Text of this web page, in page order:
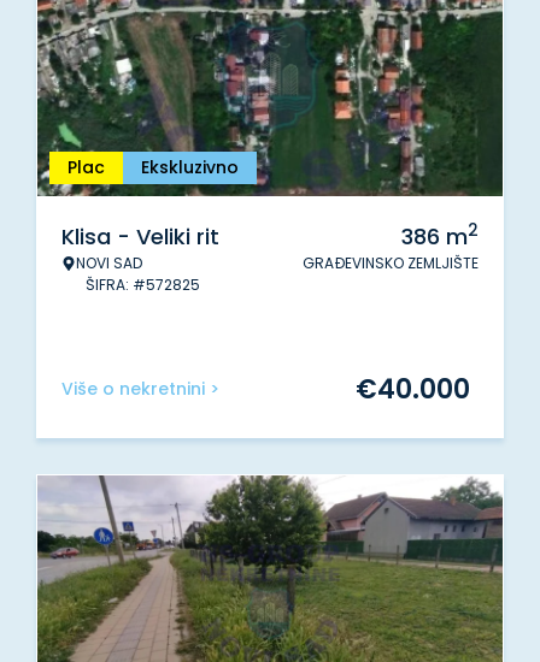
Plac Ekskluzivno
Klisa - Veliki rit
NOVI SAD
ŠIFRA: #572825
386 m2
GRAĐEVINSKO ZEMLJIŠTE
Više o nekretnini > €40.000